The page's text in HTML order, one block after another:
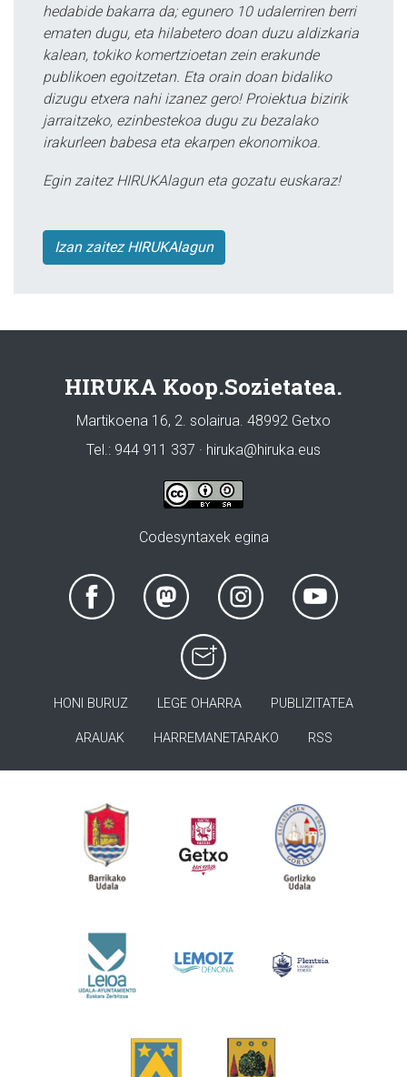
hedabide bakarra da; egunero 10 udalerriren berri
ematen dugu, eta hilabetero doan duzu aldizkaria
kalean, tokiko komertzioetan zein erakunde
publikoen egoitzetan. Eta orain doan bidaliko
dizugu etxera nahi izanez gero! Proiektua bizirik
jarraitzeko, ezinbestekoa dugu zu bezalako
irakurleen babesa eta ekarpen ekonomikoa.
Egin zaitez HIRUKAlagun eta gozatu euskaraz!
Izan zaitez HIRUKAlagun
HIRUKA Koop.Sozietatea.
Martikoena 16, 2. solairua. 48992 Getxo
Tel.: 944 911 337 · hiruka@hiruka.eus
Codesyntaxek egina
HONI BURUZ LEGE OHARRA PUBLIZITATEA
ARAUAK HARREMANETARAKO RSS